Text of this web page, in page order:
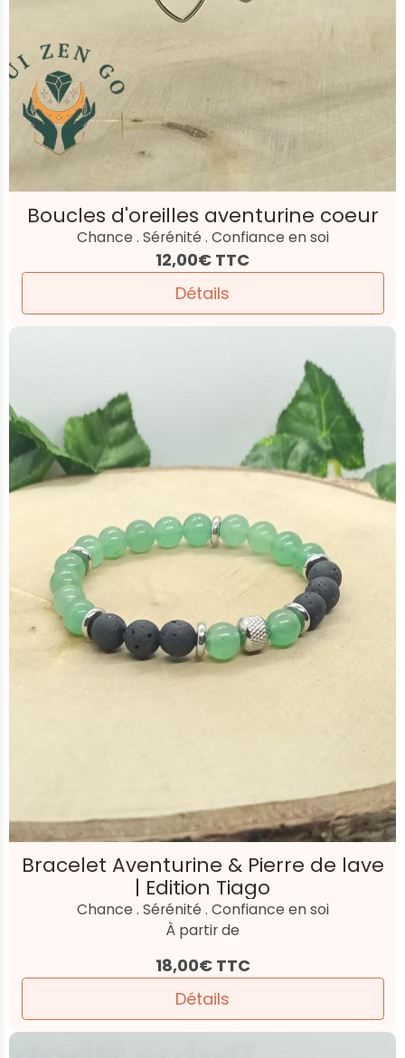
Boucles d'oreilles aventurine coeur
Chance . Sérénité . Confiance en soi
12,00€ TTC
Détails
Bracelet Aventurine & Pierre de lave
| Edition Tiago
Chance . Sérénité . Confiance en soi
À partir de
18,00€ TTC
Détails